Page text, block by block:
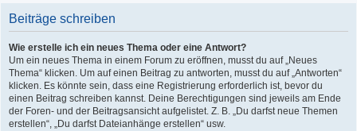
Beiträge schreiben
Wie erstelle ich ein neues Thema oder eine Antwort?
Um ein neues Thema in einem Forum zu eröffnen, musst du auf „Neues
Thema“ klicken. Um auf einen Beitrag zu antworten, musst du auf „Antworten“
klicken. Es könnte sein, dass eine Registrierung erforderlich ist, bevor du
einen Beitrag schreiben kannst. Deine Berechtigungen sind jeweils am Ende
der Foren- und der Beitragsansicht aufgelistet. Z. B. „Du darfst neue Themen
erstellen“, „Du darfst Dateianhänge erstellen“ usw.